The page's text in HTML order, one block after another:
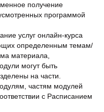
получение
программой
онлайн-курса
определенным темам/
материала,
могут быть
на части.
частям модулей
с Расписанием